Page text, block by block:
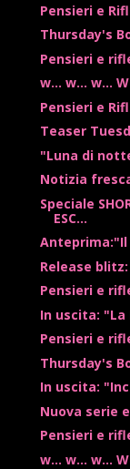
Pensieri e
Thursday's
Pensieri e
w... w... w...
Pensieri e
Teaser
"Luna di
Notizia
Speciale
ESC...
Anteprima:"Il
Release
Pensieri e
In uscita: "La
Pensieri e
Thursday's
In uscita:
Nuova serie
Pensieri e
w... w... w...